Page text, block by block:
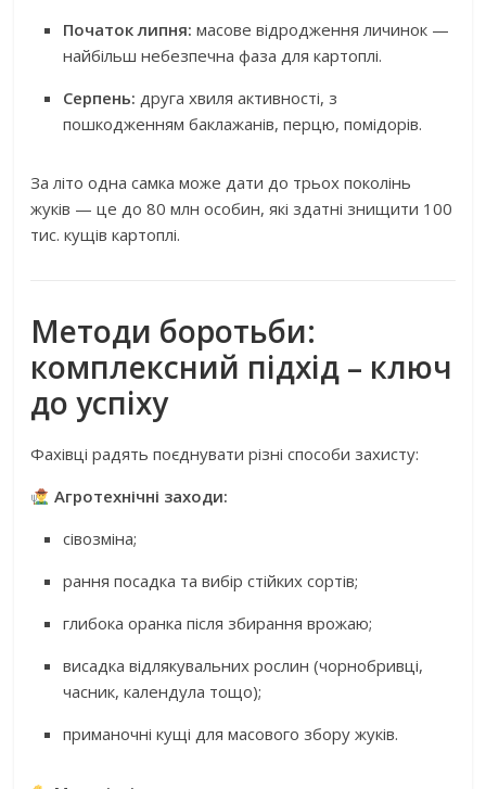
Початок липня: масове відродження личинок —
найбільш небезпечна фаза для картоплі.
Серпень: друга хвиля активності, з
пошкодженням баклажанів, перцю, помідорів.
За літо одна самка може дати до трьох поколінь
жуків — це до 80 млн особин, які здатні знищити 100
тис. кущів картоплі.
Методи боротьби:
комплексний підхід – ключ
до успіху
Фахівці радять поєднувати різні способи захисту:
Агротехнічні заходи:
сівозміна;
рання посадка та вибір стійких сортів;
глибока оранка після збирання врожаю;
висадка відлякувальних рослин (чорнобривці,
часник, календула тощо);
приманочні кущі для масового збору жуків.